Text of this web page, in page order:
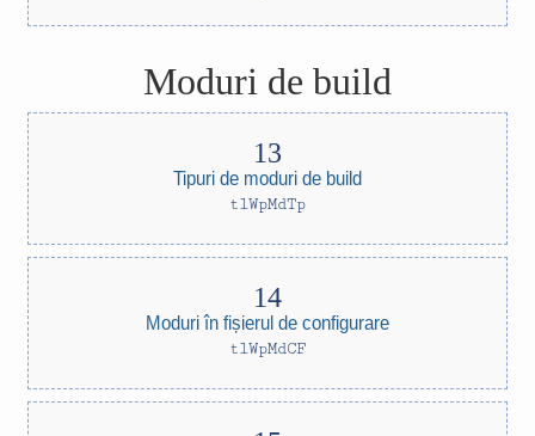
Moduri de build
Tipuri de moduri de build
tlWpMdTp
Moduri în fișierul de configurare
tlWpMdCF